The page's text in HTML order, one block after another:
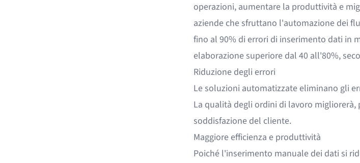
operazioni, aumentare la produttività e
aziende che sfruttano l'automazione dei
fino al 90% di errori di inserimento dati in
elaborazione superiore dal 40 all'80%,
Riduzione degli errori
Le soluzioni automatizzate eliminano gli
La qualità degli ordini di lavoro migliorerà,
soddisfazione del cliente.
Maggiore efficienza e produttività
Poiché l'inserimento manuale dei dati si